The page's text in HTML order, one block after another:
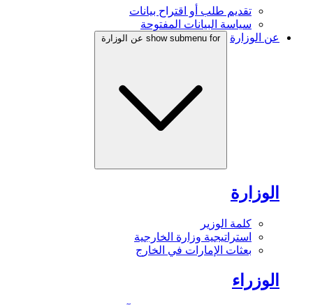
تقديم طلب أو اقتراح بيانات
سياسة البيانات المفتوحة
عن الوزارة
show submenu for عن الوزارة
الوزارة
كلمة الوزير
استراتيجية وزارة الخارجية
بعثات الإمارات في الخارج
الوزراء